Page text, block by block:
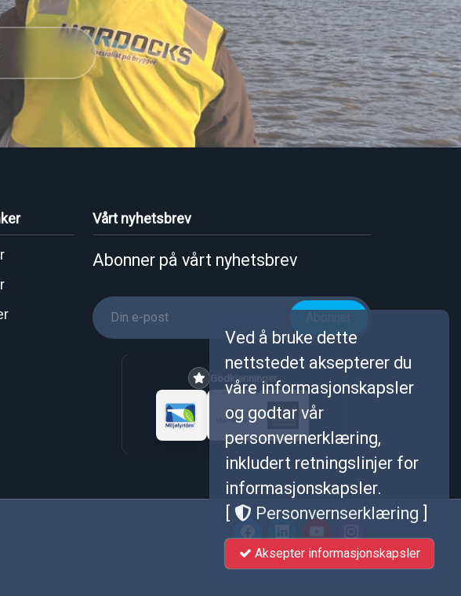
Vårt nyhetsbrev
Abonner på vårt nyhetsbrev
Abonner
Godkjenninger
Ved å bruke dette
nettstedet aksepterer du
våre informasjonskapsler
og godtar vår
personvernerklæring,
inkludert retningslinjer for
informasjonskapsler.
Personvernserklæring
Aksepter informasjonskapsler